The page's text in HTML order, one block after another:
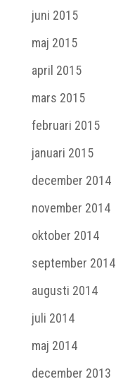
juni 2015
maj 2015
april 2015
mars 2015
februari 2015
januari 2015
december 2014
november 2014
oktober 2014
september 2014
augusti 2014
juli 2014
maj 2014
december 2013